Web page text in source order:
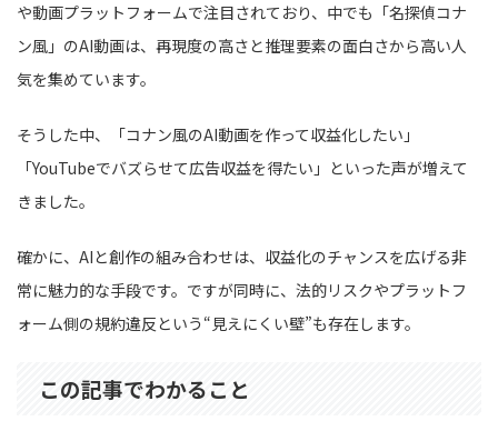
や動画プラットフォームで注目されており、中でも「名探偵コナ
ン風」のAI動画は、再現度の高さと推理要素の面白さから高い人
気を集めています。
そうした中、「コナン風のAI動画を作って収益化したい」
「YouTubeでバズらせて広告収益を得たい」といった声が増えて
きました。
確かに、AIと創作の組み合わせは、収益化のチャンスを広げる非
常に魅力的な手段です。ですが同時に、法的リスクやプラットフ
ォーム側の規約違反という“見えにくい壁”も存在します。
この記事でわかること